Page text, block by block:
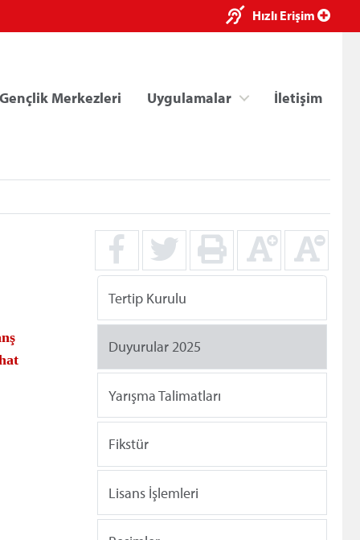
Hızlı Erişim
Gençlik Merkezleri Uygulamalar İletişim
Tertip Kurulu
Duyurular 2025
Yarışma Talimatları
Fikstür
Lisans İşlemleri
×